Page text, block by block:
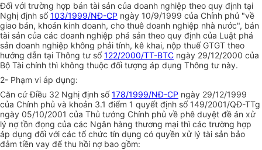
Đối với trường hợp bán tài sản của doanh nghiệp theo quy định tại
Nghị định số103/1999/NĐ-CP ngày 10/9/1999 của Chính phủ "về
giao bán, khoán kinh doanh, cho thuê doanh nghiệp nhà nước", bán
tài sản của các doanh nghiệp phá sản theo quy định của Luật phá
sản doanh nghiệp không phải tính, kê khai, nộp thuế GTGT theo
hướng dẫn tại Thông tư số122/2000/TT-BTC ngày 29/12/2000 của
Bộ Tài chính thì không thuộc đối tượng áp dụng Thông tư này.
2- Phạm vi áp dụng:
Căn cứ Điều 32 Nghị định số178/1999/NĐ-CP ngày 29/12/1999
của Chính phủ và khoản 3.1 điểm 1 quyết định số 149/2001/QĐ-TTg
ngày 05/10/2001 của Thủ tướng Chính phủ về phê duyệt đề án xử
lý nợ tồn đọng của các Ngân hàng thương mại thì các trường hợp
áp dụng đối với các tổ chức tín dụng có quyền xử lý tài sản bảo
đảm tiền vay để thu hồi nợ bao gồm: